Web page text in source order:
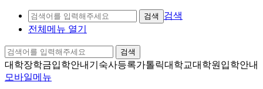
검색
검색
전체메뉴 열기
검색
대학장학금입학안내 기숙사등록가톨릭대학교대학원입학안내
모바일메뉴